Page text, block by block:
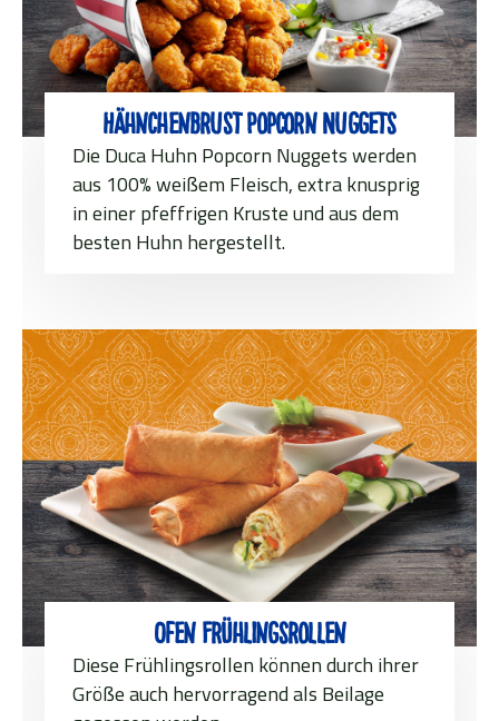
Hähnchenbrust Popcorn Nuggets
Die Duca Huhn Popcorn Nuggets werden
aus 100% weißem Fleisch, extra knusprig
in einer pfeffrigen Kruste und aus dem
besten Huhn hergestellt.
Ofen Frühlingsrollen
Diese Frühlingsrollen können durch ihrer
Größe auch hervorragend als Beilage